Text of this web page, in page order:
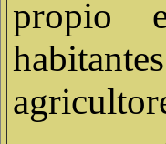
propio